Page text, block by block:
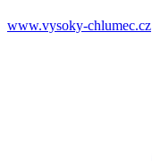
www.vysoky-chlumec.cz